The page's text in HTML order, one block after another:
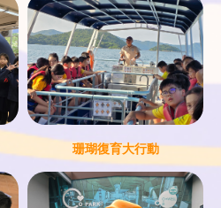
珊瑚復育大行動